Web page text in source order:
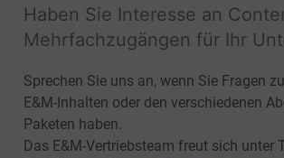
Haben Sie Interesse an
Mehrfachzugängen für Ihr
Sprechen Sie uns an, wenn Sie Fragen
E&M-Inhalten oder den verschiedenen
Paketen haben.
Das E&M-Vertriebsteam freut sich unter